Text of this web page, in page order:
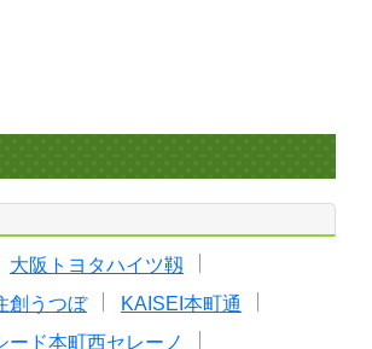
大阪トヨタハイツ靱
創うつぼ
KAISEI本町通
ード本町西セレーノ